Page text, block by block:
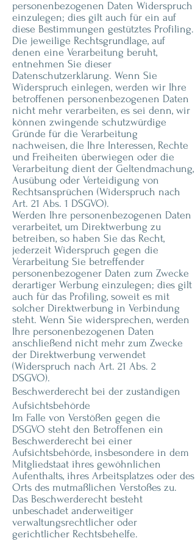
personenbezogenen Daten Widerspruch
einzulegen; dies gilt auch für ein auf
diese Bestimmungen gestütztes Profiling.
Die jeweilige Rechtsgrundlage, auf
denen eine Verarbeitung beruht,
entnehmen Sie dieser
Datenschutzerklärung. Wenn Sie
Widerspruch einlegen, werden wir Ihre
betroffenen personenbezogenen Daten
nicht mehr verarbeiten, es sei denn, wir
können zwingende schutzwürdige
Gründe für die Verarbeitung
nachweisen, die Ihre Interessen, Rechte
und Freiheiten überwiegen oder die
Verarbeitung dient der Geltendmachung,
Ausübung oder Verteidigung von
Rechtsansprüchen (Widerspruch nach
Art. 21 Abs. 1 DSGVO).
Werden Ihre personenbezogenen Daten
verarbeitet, um Direktwerbung zu
betreiben, so haben Sie das Recht,
jederzeit Widerspruch gegen die
Verarbeitung Sie betreffender
personenbezogener Daten zum Zwecke
derartiger Werbung einzulegen; dies gilt
auch für das Profiling, soweit es mit
solcher Direktwerbung in Verbindung
steht. Wenn Sie widersprechen, werden
Ihre personenbezogenen Daten
anschließend nicht mehr zum Zwecke
der Direktwerbung verwendet
(Widerspruch nach Art. 21 Abs. 2
DSGVO).
Beschwerderecht bei der zuständigen
Aufsichtsbehörde
Im Falle von Verstößen gegen die
DSGVO steht den Betroffenen ein
Beschwerderecht bei einer
Aufsichtsbehörde, insbesondere in dem
Mitgliedstaat ihres gewöhnlichen
Aufenthalts, ihres Arbeitsplatzes oder des
Orts des mutmaßlichen Verstoßes zu.
Das Beschwerderecht besteht
unbeschadet anderweitiger
verwaltungsrechtlicher oder
gerichtlicher Rechtsbehelfe.